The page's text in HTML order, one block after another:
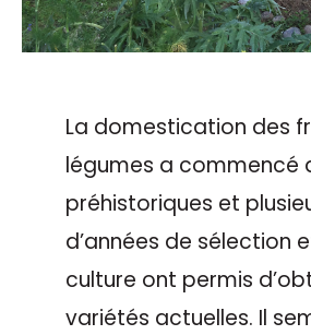
La domestication des
légumes a commencé
préhistoriques et
d’années de sélection
culture ont permis
variétés actuelles. Il